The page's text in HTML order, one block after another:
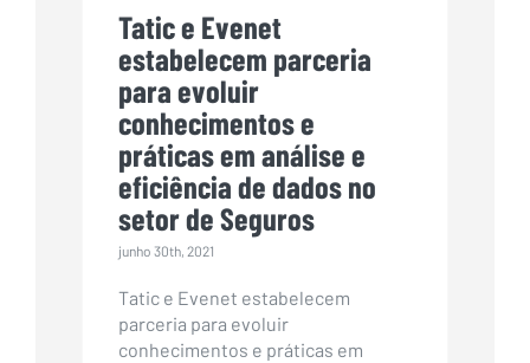
Tatic e Evenet
estabelecem parceria
para evoluir
conhecimentos e
práticas em análise e
eficiência de dados no
setor de Seguros
junho 30th, 2021
Tatic e Evenet estabelecem
parceria para evoluir
conhecimentos e práticas em